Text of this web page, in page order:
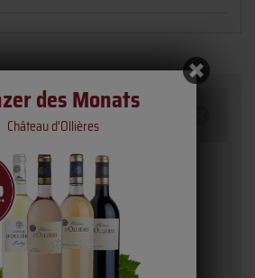
des Monats
Château d'Ollières
im Glas.“
zählen zu den bedeutendsten
Bandol und genießen weltweit
Weinberge gehören zur